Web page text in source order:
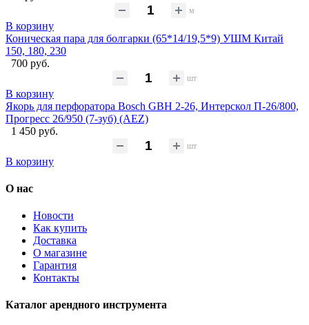
м
В корзину
Коническая пара для болгарки (65*14/19,5*9) УШМ Китай
150, 180, 230
700 руб.
шт
В корзину
Якорь для перфоратора Bosch GBH 2-26, Интерскол П-26/800,
Прогресс 26/950 (7-зуб) (AEZ)
1 450 руб.
шт
В корзину
О нас
Новости
Как купить
Доставка
О магазине
Гарантия
Контакты
Каталог арендного инструмента